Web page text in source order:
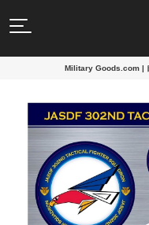
Military Goods.com |